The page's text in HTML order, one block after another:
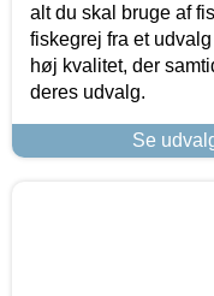
alt du skal bruge af
fiskegrej fra et
høj kvalitet, der
deres udvalg.
Se